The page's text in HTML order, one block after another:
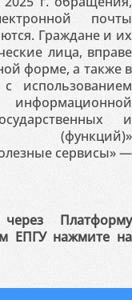
почты
Граждане и их
лица, вправе
форме, а также в
использованием
информационной
и
(функций)»
сервисы» —
Платформу
ЕПГУ нажмите на